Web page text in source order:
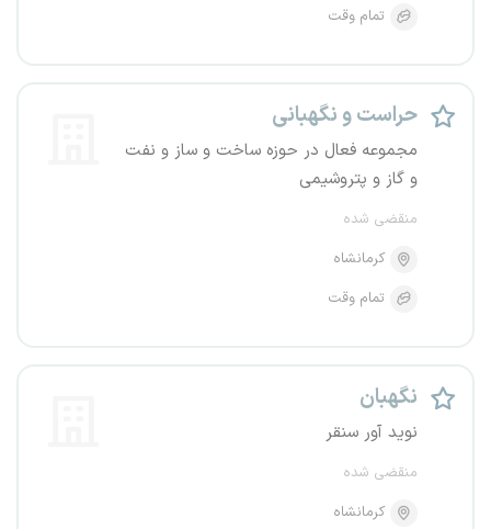
تمام وقت
حراست و نگهبانی
مجموعه فعال در حوزه ساخت و ساز و نفت
و گاز و پتروشیمی
منقضی شده
کرمانشاه
تمام وقت
نگهبان
نوید آور سنقر
منقضی شده
کرمانشاه